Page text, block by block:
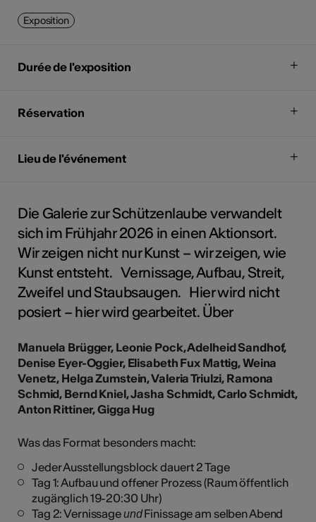
Exposition
Durée de l'exposition
Réservation
Lieu de l'événement
Die Galerie zur Schützenlaube verwandelt
sich im Frühjahr 2026 in einen Aktionsort.
Wir zeigen nicht nur Kunst – wir zeigen, wie
Kunst entsteht. Vernissage, Aufbau, Streit,
Zweifel und Staubsaugen. Hier wird nicht
posiert – hier wird gearbeitet. Über
Manuela Brügger, Leonie Pock, Adelheid Sandhof,
Denise Eyer-Oggier, Elisabeth Fux Mattig, Weina
Venetz, Helga Zumstein, Valeria Triulzi, Ramona
Schmid, Bernd Kniel, Jasha Schmidt, Carlo Schmidt,
Anton Rittiner, Gigga Hug
Was das Format besonders macht:
Jeder Ausstellungsblock dauert 2 Tage
Tag 1: Aufbau und offener Prozess (Raum öffentlich
zugänglich 19-20:30 Uhr)
Tag 2: VernissageundFinissage am selben Abend